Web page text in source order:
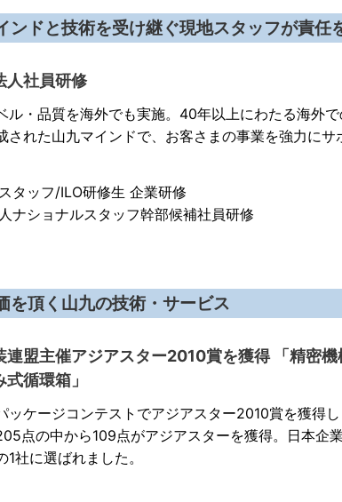
ンドと技術を受け継ぐ現地スタッフが責任
人社員研修
ル・品質を海外でも実施。40年以上にわたる海外で
された山九マインドで、お客さまの事業を強力にサ
タッフ/ILO研修生 企業研修
ナショナルスタッフ幹部候補社員研修
を頂く山九の技術・サービス
連盟主催アジアスター2010賞を獲得 「精密機
循環箱」
ッケージコンテストでアジアスター2010賞を獲得し
点の中から109点がアジアスターを獲得。日本企
社に選ばれました。